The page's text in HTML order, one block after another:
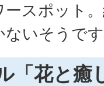
スポット
ないそうで
「花と癒